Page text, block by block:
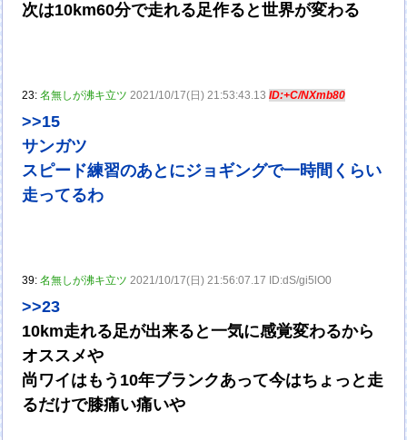
次は10km60分で走れる足作ると世界が変わる
23:名無しが沸キ立ツ 2021/10/17(日) 21:53:43.13ID:+C/NXmb80
>>15
サンガツ
スピード練習のあとにジョギングで一時間くらい
走ってるわ
39:名無しが沸キ立ツ 2021/10/17(日) 21:56:07.17 ID:dS/gi5lO0
>>23
10km走れる足が出来ると一気に感覚変わるから
オススメや
尚ワイはもう10年ブランクあって今はちょっと走
るだけで膝痛い痛いや